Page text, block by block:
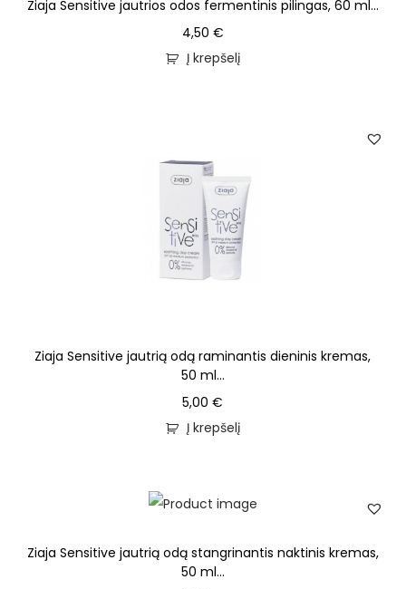
Ziaja Sensitive jautrios odos fermentinis pilingas, 60 ml...
4,50 €
Į krepšelį
Ziaja Sensitive jautrią odą raminantis dieninis kremas,
50 ml...
5,00€
Į krepšelį
Ziaja Sensitive jautrią odą stangrinantis naktinis kremas,
50 ml...